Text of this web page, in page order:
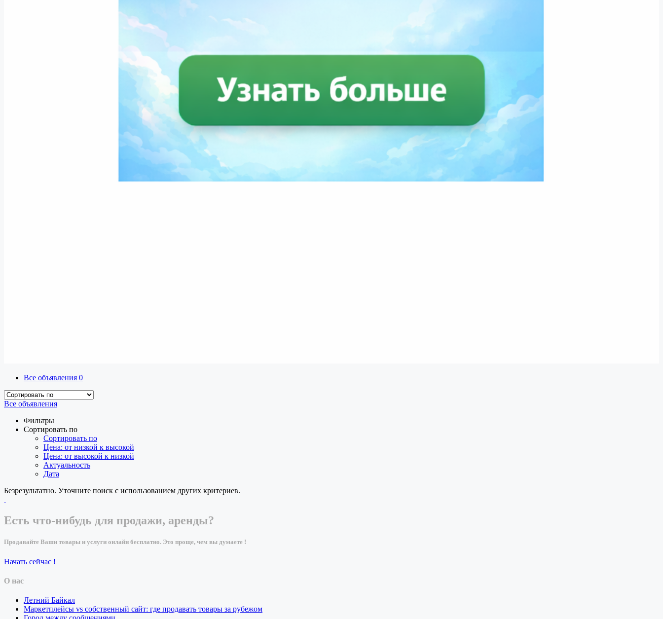
Все объявления 0
Все объявления
Фильтры
Сортировать по
Сортировать по
Цена: от низкой к высокой
Цена: от высокой к низкой
Актуальность
Дата
Безрезультатно. Уточните поиск с использованием других критериев.
Есть что-нибудь для продажи, аренды?
Продавайте Ваши товары и услуги онлайн бесплатно. Это проще, чем вы думаете !
Начать сейчас !
О нас
Летний Байкал
Маркетплейсы vs собственный сайт: где продавать товары за рубежом